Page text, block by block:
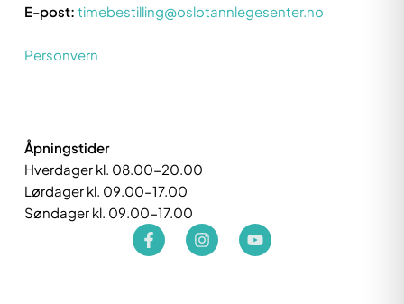
E-post: timebestilling@oslotannlegesenter.no
Personvern
Åpningstider
Hverdager kl. 08.00-20.00
Lørdager kl. 09.00-17.00
Søndager kl. 09.00-17.00